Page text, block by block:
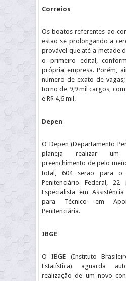
Correios
Os boatos referentes ao
estão se prolongando a
provável que até a metade
o primeiro edital,
própria empresa. Porém,
número de exato de
torno de 9,9 mil cargos,
e R$ 4,6 mil.
Depen
O Depen (Departamento
planeja realizar um
preenchimento de pelo
total, 604 serão para o
Penitenciário Federal,
Especialista em
para Técnico em
Penitenciária.
IBGE
O IBGE (Instituto
Estatística) aguarda
realização de um novo